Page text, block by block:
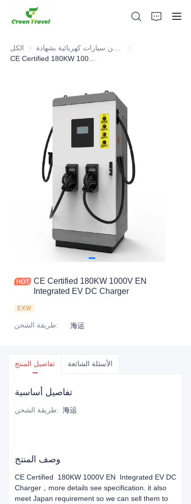
الكل
CE Certified 180KW 1000V EN
Integrated EV DC Charger
EXW
طريقة الشحن: 海运
تفاصيل المنتج الأسئلة الشائعة
تفاصيل أساسية
طريقة الشحن: 海运
وصف المنتج
CE Certified 180KW 1000V EN Integrated EV DC
Charger，more details see specification. it also
meet Japan requirement so we can sell them to
معلومات عنا
الأخبار وقضايا التعاون
قواعد التصنيع والعمليات